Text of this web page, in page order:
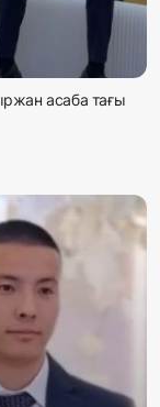
асаба тағы